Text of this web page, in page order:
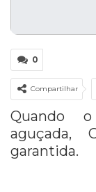
0
Compartilhar
Quando
aguçada,
garantida.